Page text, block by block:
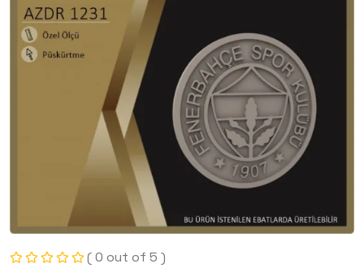
( 0 out of 5 )